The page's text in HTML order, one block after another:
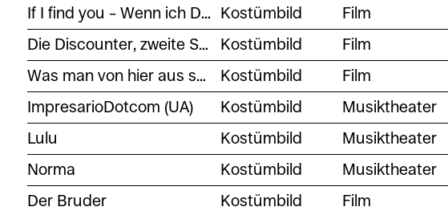
If I find you – Wenn ich Dich wiederfinde
Kostümbild Film
Die Discounter, zweite Staffel
Kostümbild Film
Was man von hier aus sehen kann
Kostümbild Film
ImpresarioDotcom (UA)
Kostümbild Musiktheater
Lulu
Kostümbild Musiktheater
Norma
Kostümbild Musiktheater
Der Bruder
Kostümbild Film